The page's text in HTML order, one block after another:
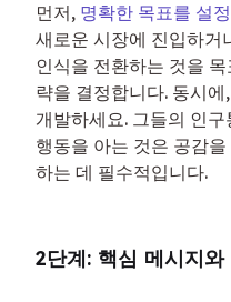
먼저, 명확한 목표를 설
새로운 시장에 진입하거
인식을 전환하는 것을
략을 결정합니다. 동시
개발하세요. 그들의 인
행동을 아는 것은 공감
하는 데 필수적입니다.
2단계: 핵심 메시지